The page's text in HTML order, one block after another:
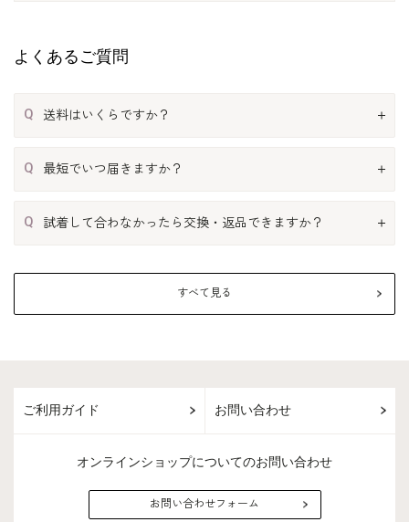
よくあるご質問
Q 送料はいくらですか？
Q 最短でいつ届きますか？
Q 試着して合わなかったら交換・返品できますか？
すべて見る
ご利用ガイド お問い合わせ
オンラインショップについてのお問い合わせ
お問い合わせフォーム